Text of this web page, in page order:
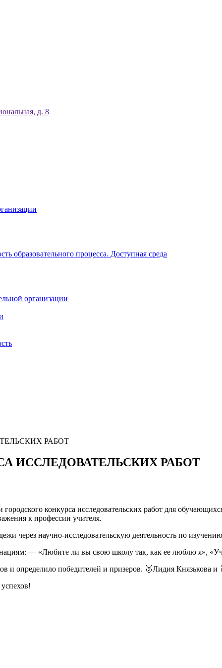
д. 8
образовательного процесса. Доступная среда
организации
РАБОТ
ИССЛЕДОВАТЕЛЬСКИХ РАБОТ
конкурса исследовательских работ для
к профессии учителя.
через научно-исследовательскую деятельность по
— «Любите ли вы свою школу так, как ее люблю я»,
и определило победителей и призеров. 🥈Лидия Князькова